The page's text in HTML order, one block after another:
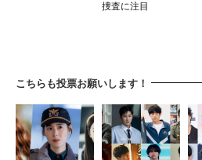
捜査に注目
こちらも投票お願いします！